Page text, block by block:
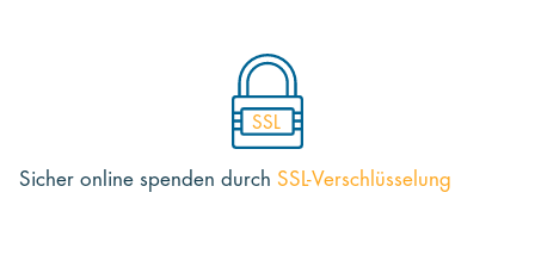
SSL
Sicher online spenden durch SSL-Verschlüsselung